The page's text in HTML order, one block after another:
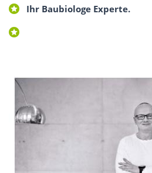
Ihr Baubiologe Experte.